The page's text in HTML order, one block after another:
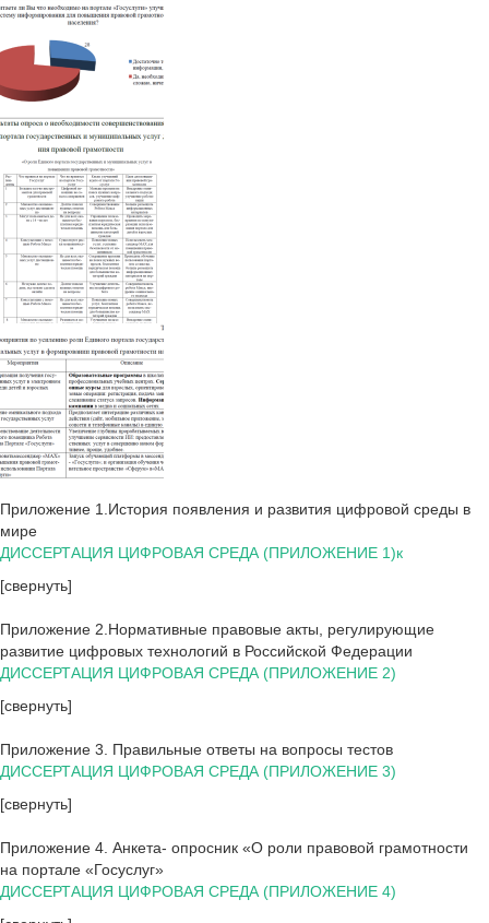
Приложение 1.История появления и развития цифровой среды в
мире
ДИССЕРТАЦИЯ ЦИФРОВАЯ СРЕДА (ПРИЛОЖЕНИЕ 1)к
[свернуть]
Приложение 2.Нормативные правовые акты, регулирующие
развитие цифровых технологий в Российской Федерации
ДИССЕРТАЦИЯ ЦИФРОВАЯ СРЕДА (ПРИЛОЖЕНИЕ 2)
[свернуть]
Приложение 3. Правильные ответы на вопросы тестов
ДИССЕРТАЦИЯ ЦИФРОВАЯ СРЕДА (ПРИЛОЖЕНИЕ 3)
[свернуть]
Приложение 4. Анкета- опросник «О роли правовой грамотности
на портале «Госуслуг»
ДИССЕРТАЦИЯ ЦИФРОВАЯ СРЕДА (ПРИЛОЖЕНИЕ 4)